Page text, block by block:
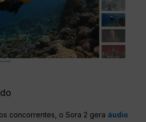
concorrentes, o Sora 2 gera áudio